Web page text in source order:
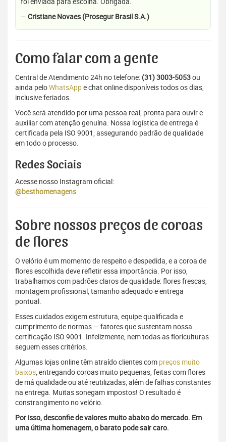
— Cristiane Novaes (Prosegur Brasil S.A.)
Como falar com a gente
Central de Atendimento 24h no telefone: (31) 3003-5053ou
ainda peloWhatsAppe chat online disponíveis todos os dias,
inclusive feriados.
Você será atendido por uma pessoa real, pronta para ouvir e
auxiliar com atenção genuína. Nossa logística de entrega é
certificada pela ISO 9001, assegurando padrão de qualidade
em todo o processo.
Redes Sociais
Acesse nosso Instagram oficial:
@besthomenagens
Sobre nossos preços de coroas
de flores
O velório é um momento de respeito e despedida, e a coroa de
flores escolhida deve refletir essa importância. Por isso,
trabalhamos com padrões claros de qualidade: flores frescas,
montagem profissional, tamanho adequado e entrega
pontual.
Esses cuidados exigem estrutura, equipe qualificada e
cumprimento de normas — fatores que sustentam nossa
certificação ISO 9001. Infelizmente, nem todas as floriculturas
seguem esses critérios.
Algumas lojas online têm atraído clientes com preços muito
baixos, entregando coroas muito pequenas, feitas com flores
de má qualidade ou até reutilizadas, além de falhas constantes
na entrega. Muitas sonegam impostos! O resultado é
constrangimento no velório.
Por isso, desconfie de valores muito abaixo do mercado. Em
uma última homenagem, o barato pode sair caro.